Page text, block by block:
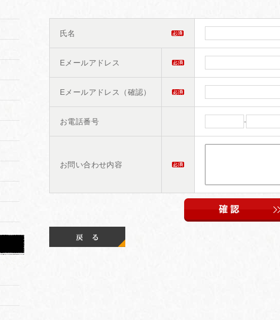
氏名
Eメールアドレス
Eメールアドレス（確認）
お電話番号 -
お問い合わせ内容